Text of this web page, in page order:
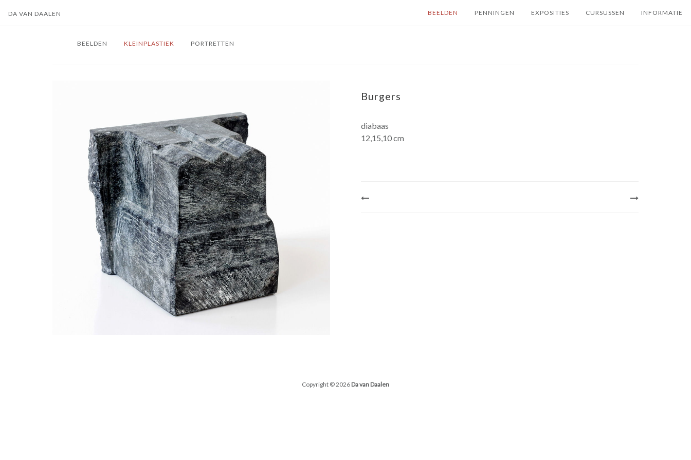
DA VAN DAALEN BEELDEN PENNINGEN EXPOSITIES CURSUSSEN INFORMATIE
BEELDEN KLEINPLASTIEK PORTRETTEN
Burgers
diabaas
12,15,10 cm
Copyright © 2026 Da van Daalen